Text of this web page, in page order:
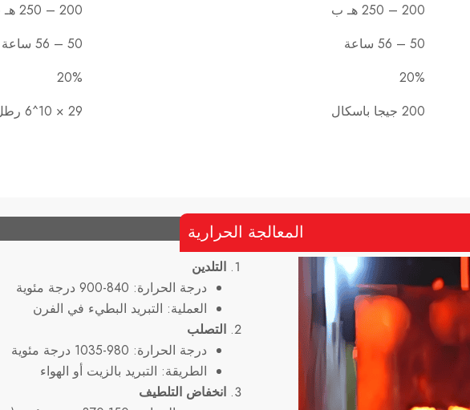
200 – 250 هـ ب
200 – 250 هـ ب
50 – 56 ساعة
50 – 56 ساعة
20%
20%
200 جيجا باسكال 29 × 10^6 رطل/بوصة مربعة
المعالجة الحرارية
التلدين
درجة الحرارة: 840-900 درجة مئوية
العملية: التبريد البطيء في الفرن
التصلب
درجة الحرارة: 980-1035 درجة مئوية
الطريقة: التبريد بالزيت أو الهواء
انخفاض التلطيف